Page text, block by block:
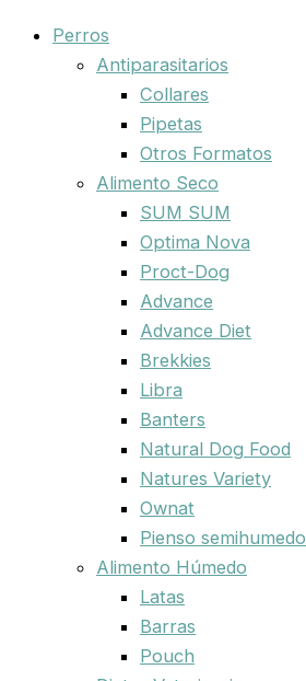
Perros
Antiparasitarios
Collares
Pipetas
Otros Formatos
Alimento Seco
SUM SUM
Optima Nova
Proct-Dog
Advance
Advance Diet
Brekkies
Libra
Banters
Natural Dog Food
Natures Variety
Ownat
Pienso semihumedo
Alimento Húmedo
Latas
Barras
Pouch